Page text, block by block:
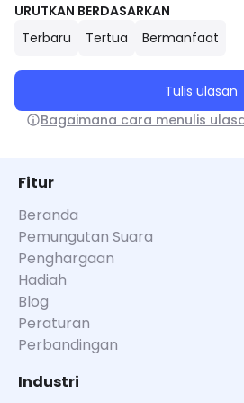
URUTKAN BERDASARKAN
Terbaru
Tertua Bermanfaat
Tulis ulasan
Bagaimana cara menulis
Fitur
Beranda
Pemungutan Suara
Penghargaan
Hadiah
Blog
Peraturan
Perbandingan
Industri